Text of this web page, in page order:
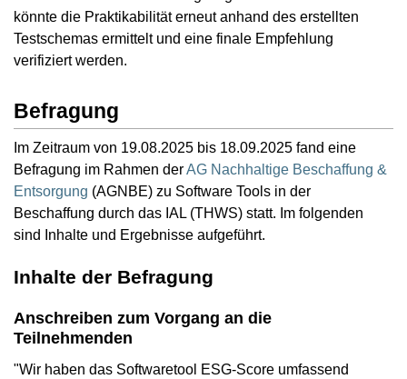
könnte die Praktikabilität erneut anhand des erstellten
Testschemas ermittelt und eine finale Empfehlung
verifiziert werden.
Befragung
Im Zeitraum von 19.08.2025 bis 18.09.2025 fand eine
Befragung im Rahmen derAG Nachhaltige Beschaffung &
Entsorgung (AGNBE) zu Software Tools in der
Beschaffung durch das IAL (THWS) statt. Im folgenden
sind Inhalte und Ergebnisse aufgeführt.
Inhalte der Befragung
Anschreiben zum Vorgang an die
Teilnehmenden
"Wir haben das Softwaretool ESG-Score umfassend